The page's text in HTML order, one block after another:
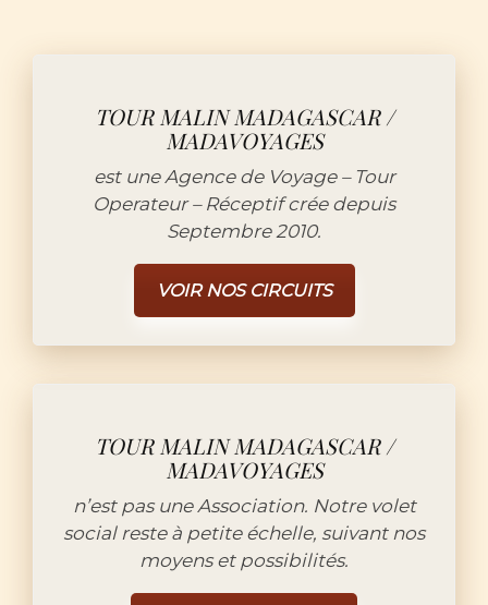
TOUR MALIN MADAGASCAR /
MADAVOYAGES
est une Agence de Voyage – Tour
Operateur – Réceptif crée depuis
Septembre 2010.
VOIR NOS CIRCUITS
TOUR MALIN MADAGASCAR /
MADAVOYAGES
n’est pas une Association. Notre volet
social reste à petite échelle, suivant nos
moyens et possibilités.